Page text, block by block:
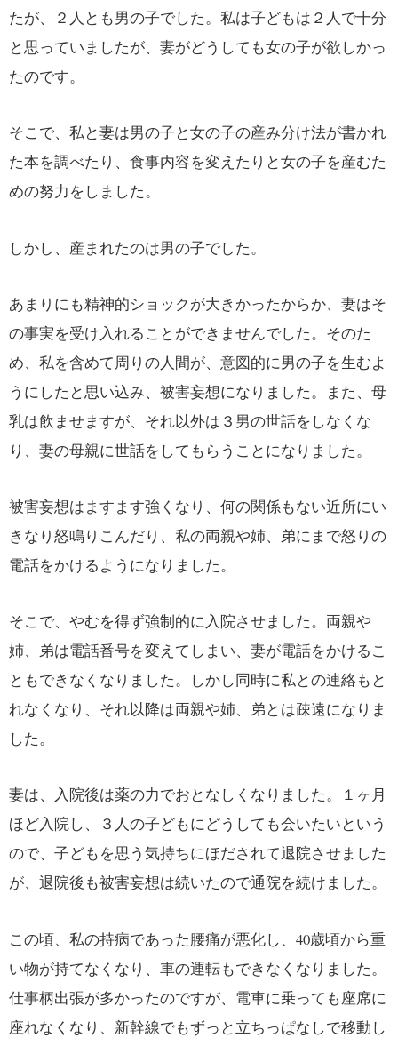
たが、２人とも男の子でした。私は子どもは２人で十分
と思っていましたが、妻がどうしても女の子が欲しかっ
たのです。
そこで、私と妻は男の子と女の子の産み分け法が書かれ
た本を調べたり、食事内容を変えたりと女の子を産むた
めの努力をしました。
しかし、産まれたのは男の子でした。
あまりにも精神的ショックが大きかったからか、妻はそ
の事実を受け入れることができませんでした。そのた
め、私を含めて周りの人間が、意図的に男の子を生むよ
うにしたと思い込み、被害妄想になりました。また、母
乳は飲ませますが、それ以外は３男の世話をしなくな
り、妻の母親に世話をしてもらうことになりました。
被害妄想はますます強くなり、何の関係もない近所にい
きなり怒鳴りこんだり、私の両親や姉、弟にまで怒りの
電話をかけるようになりました。
そこで、やむを得ず強制的に入院させました。両親や
姉、弟は電話番号を変えてしまい、妻が電話をかけるこ
ともできなくなりました。しかし同時に私との連絡もと
れなくなり、それ以降は両親や姉、弟とは疎遠になりま
した。
妻は、入院後は薬の力でおとなしくなりました。１ヶ月
ほど入院し、３人の子どもにどうしても会いたいという
ので、子どもを思う気持ちにほだされて退院させました
が、退院後も被害妄想は続いたので通院を続けました。
この頃、私の持病であった腰痛が悪化し、40歳頃から重
い物が持てなくなり、車の運転もできなくなりました。
仕事柄出張が多かったのですが、電車に乗っても座席に
座れなくなり、新幹線でもずっと立ちっぱなしで移動し